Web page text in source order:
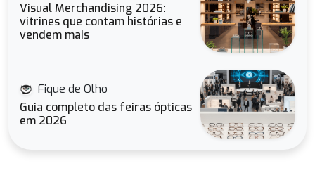
Visual Merchandising 2026:
vitrines que contam histórias e
vendem mais
Fique de Olho
Guia completo das feiras ópticas
em 2026